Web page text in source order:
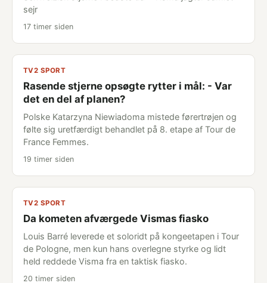
sejr
17 timer siden
TV2 SPORT
Rasende stjerne opsøgte rytter i mål: - Var
det en del af planen?
Polske Katarzyna Niewiadoma mistede førertrøjen og
følte sig uretfærdigt behandlet på 8. etape af Tour de
France Femmes.
19 timer siden
TV2 SPORT
Da kometen afværgede Vismas fiasko
Louis Barré leverede et soloridt på kongeetapen i Tour
de Pologne, men kun hans overlegne styrke og lidt
held reddede Visma fra en taktisk fiasko.
20 timer siden